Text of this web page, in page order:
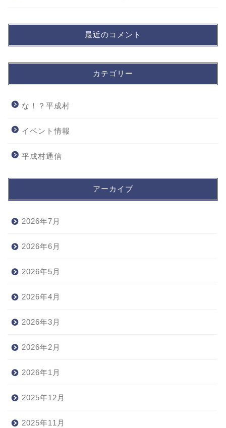
最近のコメント
カテゴリー
な！？平成村
イベント情報
平成村通信
アーカイブ
2026年7月
2026年6月
2026年5月
2026年4月
2026年3月
2026年2月
2026年1月
2025年12月
2025年11月